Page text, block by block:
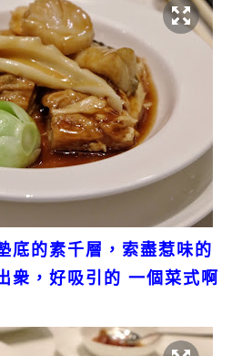
底的素千層，索盡惹味的
衆，好吸引的 一個菜式啊